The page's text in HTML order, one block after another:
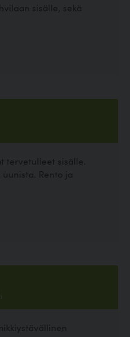
sisälle, sekä
tervetulleet sisälle.
Rento ja